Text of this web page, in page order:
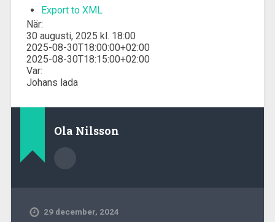
Export to XML
När:
30 augusti, 2025 kl. 18:00
2025-08-30T18:00:00+02:00
2025-08-30T18:15:00+02:00
Var:
Johans lada
Ola Nilsson
29 december, 2024